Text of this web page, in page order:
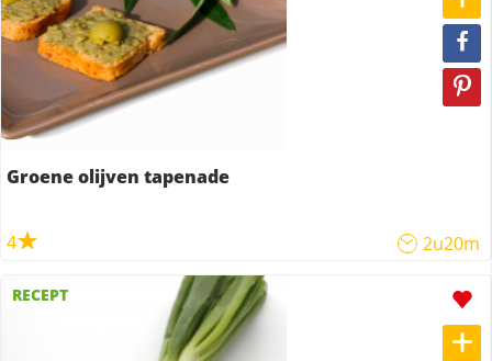
Groene olijven tapenade
4 2u20m
RECEPT